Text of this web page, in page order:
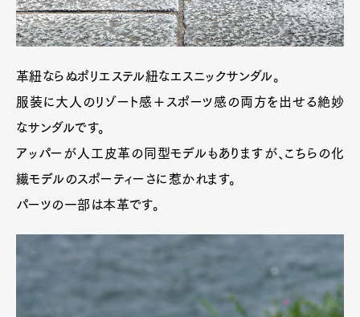
革紐ならぬポリエステル紐なエスニックサンダル。
服装に大人のリゾート感＋スポーツ感の両方を出せる絶妙
なサンダルです。
アッパーが人工皮革の同型モデルもありますが、こちらの化
繊モデルのスポーティーさに惹かれます。
パーツの一部は本革です。